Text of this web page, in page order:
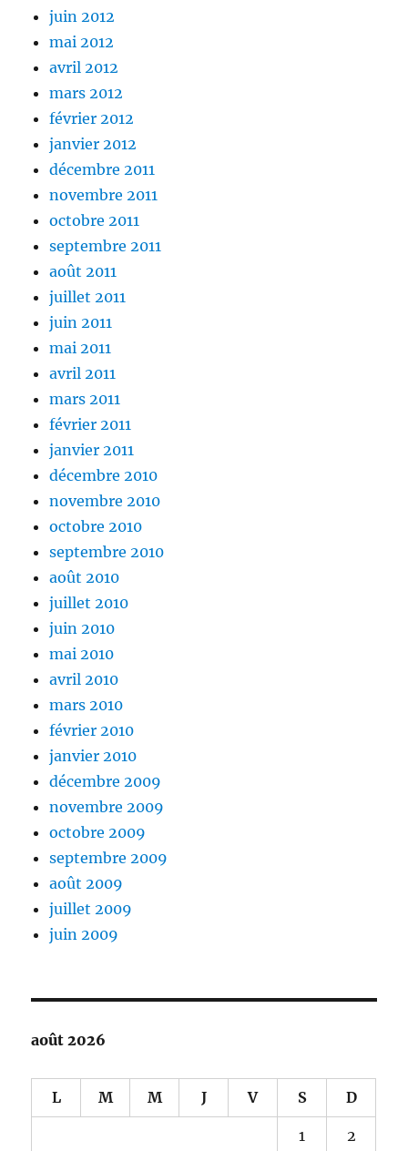
juin 2012
mai 2012
avril 2012
mars 2012
février 2012
janvier 2012
décembre 2011
novembre 2011
octobre 2011
septembre 2011
août 2011
juillet 2011
juin 2011
mai 2011
avril 2011
mars 2011
février 2011
janvier 2011
décembre 2010
novembre 2010
octobre 2010
septembre 2010
août 2010
juillet 2010
juin 2010
mai 2010
avril 2010
mars 2010
février 2010
janvier 2010
décembre 2009
novembre 2009
octobre 2009
septembre 2009
août 2009
juillet 2009
juin 2009
août 2026
L M M J V S D
1 2